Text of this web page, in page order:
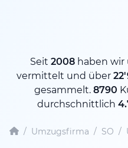
Seit 2008 haben wir
vermittelt und über
gesammelt. 8790
durchschnittlich
/ Umzugsfirma / SO /